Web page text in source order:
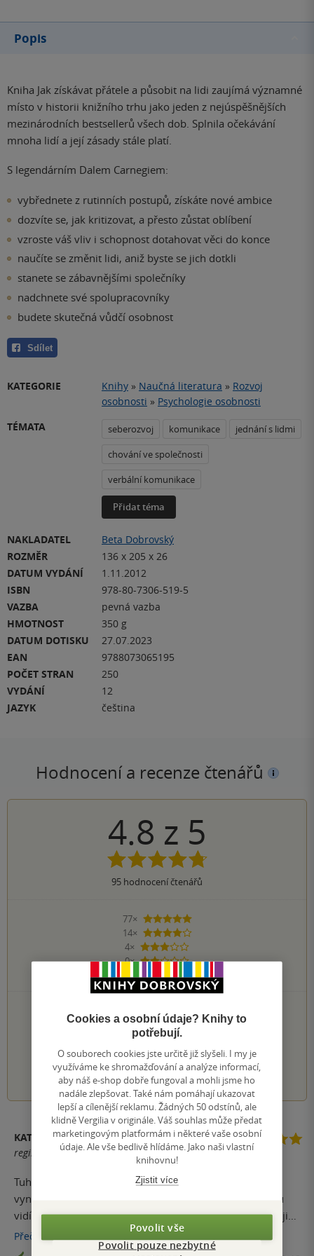
Popis
Kniha Jak získávat přátele a působit na lidi zaujímá významné
místo v historii knižního trhu jako jeden z nejúspěšnějších
mezinárodních bestsellerů všech dob. Splnila očekávání
mnoha lidí a její zásady stále platí.
S legendárním Dalem Carnegiem:
vybřednete z rutinních postupů, získáte nové ambice
dozvíte se, jak kritizovat, a přesto zůstat oblíbení
vzroste váš vliv i schopnost dotahovat věci do konce
naučíte se změnit lidi, aniž byste se jich dotkli
stanete se zábavnějšími společníky
nadchnete své spolupracovníky
budete skutečná vůdčí osobnost
Sdílet
KATEGORIE Knihy » Naučná literatura » Rozvoj
osobnosti » Psychologie osobnosti
TÉMATA
seberozvoj komunikace
jednání s lidmi
chování ve společnosti
verbální komunikace
Přidat téma
NAKLADATEL
Beta Dobrovský
ROZMĚR
136 x 205 x 26
DATUM VYDÁNÍ
1.11.2012
ISBN
978-80-7306-519-5
VAZBA
pevná vazba
HMOTNOST
350 g
DATUM DOTISKU
27.07.2023
EAN
9788073065195
POČET STRAN
250
VYDÁNÍ
12
JAZYK
čeština
Hodnocení a recenze čtenářů
4.8 z 5
95 hodnocení čtenářů
77×
5 hvězdiček
14×
4 hvězdičky
4×
3 hvězdičky
0×
2 hvězdičky
0×
1 hvezdička
Hodnocení našich knihkupců: 0.0 z 5
1 2 3 4 5
KATEŘINA
registrovaný uživatel
Tuhle knihu jsem měla na doporučení a opravdu je
vynikající. Je na ní super že píše v příběhu a tak opravdu
vidíte že to může vést k lepšímu řešení. Rozhodně by si ji
mělo přečíst víc lidí. I ti kteří si myslí že jsou dokonalý.
Přečíst
Cookies a osobní údaje? Knihy to
potřebují.
O souborech cookies jste určitě již slyšeli. I my je
využíváme ke shromažďování a analýze informací,
aby náš e-shop dobře fungoval a mohli jsme ho
nadále zlepšovat. Také nám pomáhají ukazovat
lepší a cílenější reklamu. Žádných 50 odstínů, ale
klidně Vergilia v originále. Váš souhlas může předat
marketingovým platformám i některé vaše osobní
údaje. Ale vše bedlivě hlídáme. Jako naši vlastní
knihovnu!
Zjistit více
Povolit vše
Povolit pouze nezbytné